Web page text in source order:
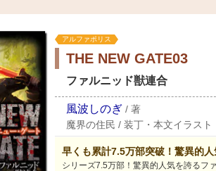
アルファポリス
THE NEW GATE03
ファルニッド獣連合
風波しのぎ / 著
魔界の住民 / 装丁・本文イラスト
早くも累計7.5万部突破！驚異的
シリーズ7.5万部！驚異的人気を誇るフ